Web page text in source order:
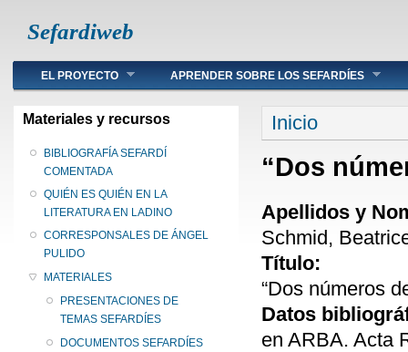
Sefardiweb
Main menu
EL PROYECTO APRENDER SOBRE LOS SEFARDÍES
Materiales y recursos
BIBLIOGRAFÍA SEFARDÍ
COMENTADA
QUIÉN ES QUIÉN EN LA
LITERATURA EN LADINO
CORRESPONSALES DE ÁNGEL
PULIDO
MATERIALES
PRESENTACIONES DE
TEMAS SEFARDÍES
DOCUMENTOS SEFARDÍES
Se encuentra
Inicio
“Dos
Apellidos y
Schmid,
Título:
“Dos números
Datos
en ARBA. Acta